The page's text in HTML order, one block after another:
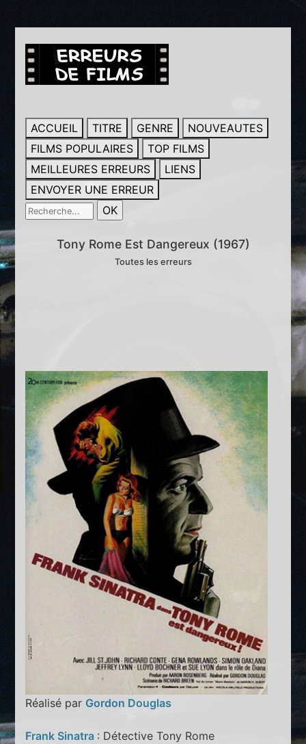
ACCUEIL TITRE GENRE
NOUVEAUTES
FILMS POPULAIRES
TOP FILMS
MEILLEURES ERREURS
LIENS
ENVOYER UNE ERREUR
Tony Rome Est Dangereux (1967)
Toutes les erreurs
Réalisé par Gordon Douglas
Frank Sinatra : Détective Tony Rome